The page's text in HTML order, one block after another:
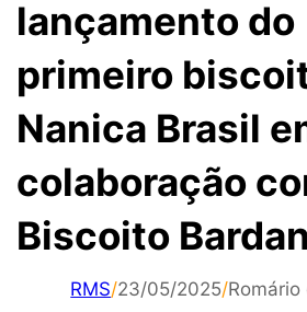
lançamento do
primeiro
Nanica Brasil
colaboração
Biscoito Bardan
RMS/23/05/2025/